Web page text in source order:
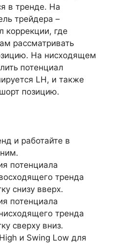
в тренде. На
трейдера –
коррекции, где
рассматривать
На нисходящем
потенциал
LH, и также
позицию.
и работайте в
потенциала
тренда
снизу вверх.
потенциала
тренда
сверху вниз.
и Swing Low для